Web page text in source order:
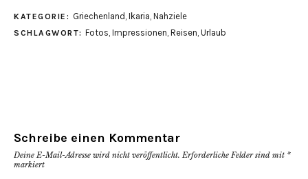
KATEGORIE: Griechenland , Ikaria, Nahziele
SCHLAGWORT: Fotos, Impressionen, Reisen, Urlaub
Schreibe einen Kommentar
Deine E-Mail-Adresse wird nicht veröffentlicht. Erforderliche Felder sind mit *
markiert